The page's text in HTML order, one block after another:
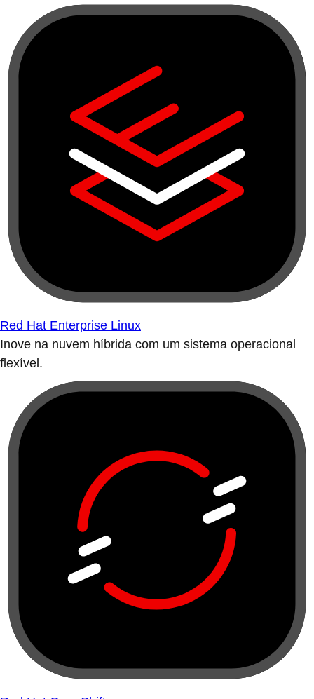
Red Hat Enterprise Linux
Inove na nuvem híbrida com um sistema operacional
flexível.